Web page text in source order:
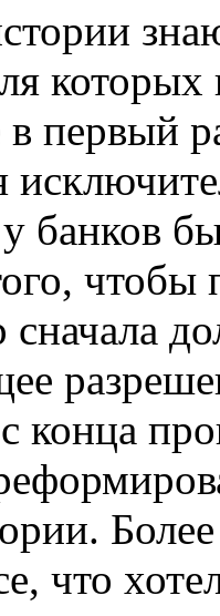
в первый
у банков
чтобы
конца
что